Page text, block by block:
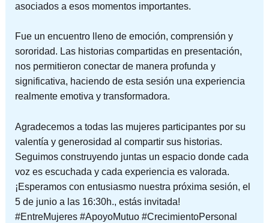
asociados a esos momentos importantes.
Fue un encuentro lleno de emoción, comprensión y
sororidad. Las historias compartidas en presentación,
nos permitieron conectar de manera profunda y
significativa, haciendo de esta sesión una experiencia
realmente emotiva y transformadora.
Agradecemos a todas las mujeres participantes por su
valentía y generosidad al compartir sus historias.
Seguimos construyendo juntas un espacio donde cada
voz es escuchada y cada experiencia es valorada.
¡Esperamos con entusiasmo nuestra próxima sesión, el
5 de junio a las 16:30h., estás invitada!
#EntreMujeres #ApoyoMutuo #CrecimientoPersonal